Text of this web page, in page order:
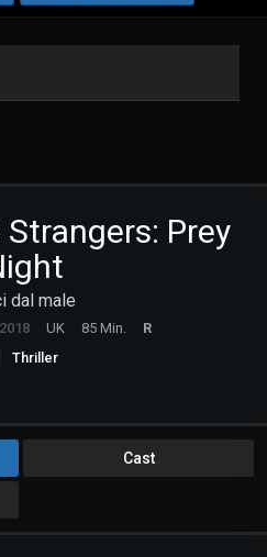
Strangers: Prey
dal male
UK 85 Min.
R
Thriller
Cast